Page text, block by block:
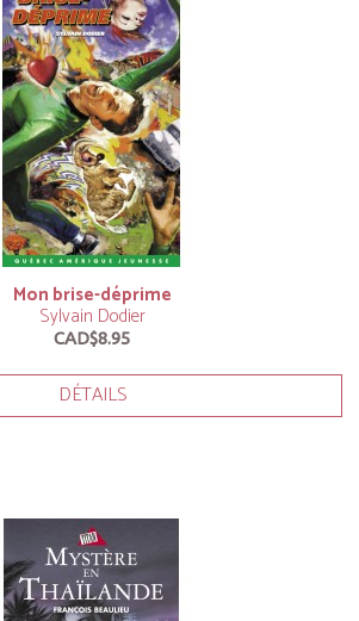
Mon brise-déprime
Sylvain Dodier
CAD$8.95
DÉTAILS